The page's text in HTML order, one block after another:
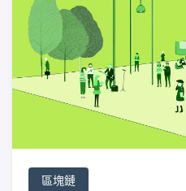
區塊鏈